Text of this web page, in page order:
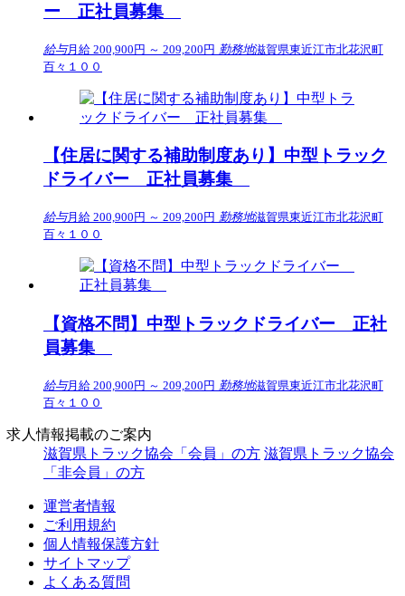
ー 正社員募集
給与月給 200,900円 ～ 209,200円 勤務地滋賀県東近江市北花沢町
百々１００
【住居に関する補助制度あり】中型トラック
ドライバー 正社員募集
給与月給 200,900円 ～ 209,200円 勤務地滋賀県東近江市北花沢町
百々１００
【資格不問】中型トラックドライバー 正社
員募集
給与月給 200,900円 ～ 209,200円 勤務地滋賀県東近江市北花沢町
百々１００
求人情報掲載のご案内
滋賀県トラック協会「会員」の方 滋賀県トラック協会
「非会員」の方
運営者情報
ご利用規約
個人情報保護方針
サイトマップ
よくある質問